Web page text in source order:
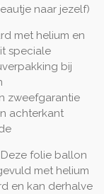
naar jezelf)
met helium en
speciale
bij
zweefgarantie
achterkant
folie ballon
met helium
en kan derhalve